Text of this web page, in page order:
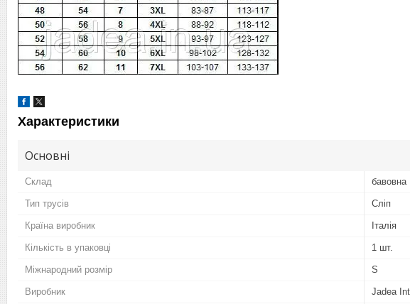
Характеристики
Основні
Склад бавовна
Тип трусів Сліп
Країна виробник Італія
Кількість в упаковці 1 шт.
Міжнародний розмір S
Виробник Jadea